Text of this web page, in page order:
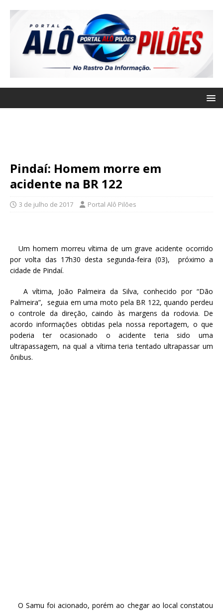
Pindaí: Homem morre em
acidente na BR 122
3 de julho de 2017 Portal Alô Pilões
Um homem morreu vítima de um grave acidente ocorrido
por volta das 17h30 desta segunda-feira (03), próximo a
cidade de Pindaí.
A vítima, João Palmeira da Silva, conhecido por “Dão
Palmeira”, seguia em uma moto pela BR 122, quando perdeu
o controle da direção, caindo às margens da rodovia. De
acordo informações obtidas pela nossa reportagem, o que
poderia ter ocasionado o acidente teria sido uma
ultrapassagem, na qual a vítima teria tentado ultrapassar um
ônibus.
O Samu foi acionado, porém ao chegar ao local constatou